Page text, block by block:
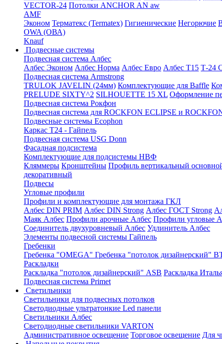
VECTOR-24 Потолки ANCHOR AN aw
AMF
Эконом Терматекс (Termatex) Гигиенические Негорючие
OWA (ОВА)
Knauf
Подвесные системы
Подвесная система Албес
Албес Эконом Албес Норма Албес Евро Албес T15 Т-24
Подвесная система Armstrong
TRULOK JAVELIN (24мм) Комплектующие для Baffle
PRELUDE SIXTY^2 SILHOUETTE 15 XL Оформление
Подвесная система Рокфон
Подвесная система для ROCKFON ECLIPSE и
Подвесные системы Ecophon
Каркас Т24 - Гайпель
Подвесная система USG Donn
Фасадная подсистема
Комплектующие для подсистемы НВФ
Кляммеры Кронштейны Профиль вертикальный
декоративный
Подвесы
Угловые профили
Профили и комплектующие для монтажа ГКЛ
Албес DIN PRIM Албес DIN Strong Албес ГОСТ Strong
Маяк Албес Профили арочные Албес Профили угловые
Соединитель двухуровневый Албес Удлинитель Албес
Элементы подвесной системы Гайпель
Гребенки
Гребенка "OMEGA" Гребенка "потолок дизайнерский"
Раскладки
Раскладка "потолок дизайнерский" ASB Раскладка
Подвесная система Primet
Светильники
Светильники для подвесных потолков
Светодиодные ультратонкие Led панели
Светильники Албес
Светодиодные светильники VARTON
Административное освещение Торговое освещение Для